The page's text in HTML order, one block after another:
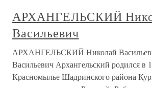
АРХАНГЕЛЬСКИЙ
Васильевич
АРХАНГЕЛЬСКИЙ Николай
Васильевич Архангельский родился в
Красномылье Шадринского района